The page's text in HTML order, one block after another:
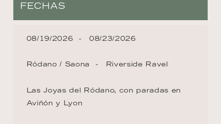
FECHAS
08/19/2026 08/23/2026
Ródano / Saona Riverside Ravel
Las Joyas del Ródano, con paradas en
Aviñón y Lyon